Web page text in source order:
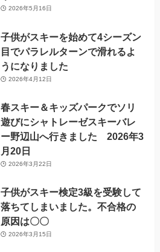
2026年5月16日
子供がスキーを始めて4シーズン
目でパラレルターンで滑れるよ
うになりました
2026年4月12日
春スキー＆キッズパークでソリ
遊びにシャトレーゼスキーバレ
ー野辺山へ行きました 2026年3
月20日
2026年3月22日
子供がスキー検定3級を受験して
落ちてしまいました。不合格の
原因は〇〇
2026年3月15日